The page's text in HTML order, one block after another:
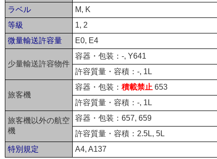
ラベル
M, K
等級
1, 2
微量輸送許容量
E0, E4
少量輸送許容物件
容器・包装：-, Y641
許容質量・容積：-, 1L
旅客機
容器・包装： 積載禁止 653
許容質量・容積：-, 1L
旅客機以外の航空
機
容器・包装：657, 659
許容質量・容積：2.5L, 5L
特別規定
A4, A137